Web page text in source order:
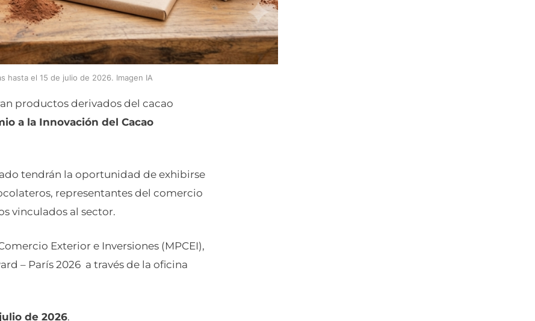
hasta el 15 de julio de 2026. Imagen IA
productos derivados del cacao
a la Innovación del Cacao
tendrán la oportunidad de exhibirse
representantes del comercio
vinculados al sector.
Exterior e Inversiones (MPCEI),
– París 2026 a través de la oficina
de 2026.